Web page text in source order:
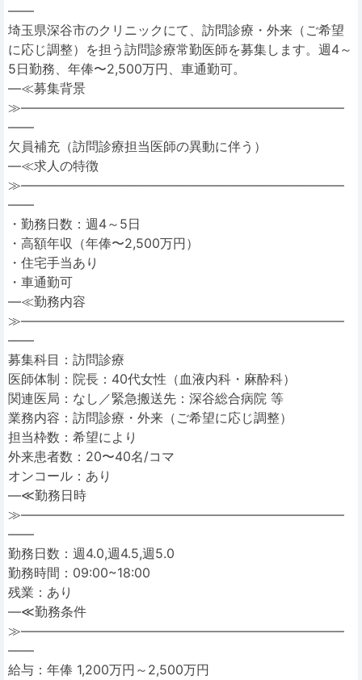
――
埼玉県深谷市のクリニックにて、訪問診療・外来（ご希望
に応じ調整）を担う訪問診療常勤医師を募集します。週4～
5日勤務、年俸〜2,500万円、車通勤可。
―≪募集背景
≫―――――――――――――――――――――――――
――
欠員補充（訪問診療担当医師の異動に伴う）
―≪求人の特徴
≫―――――――――――――――――――――――――
――
・勤務日数：週4～5日
・高額年収（年俸〜2,500万円）
・住宅手当あり
・車通勤可
―≪勤務内容
≫―――――――――――――――――――――――――
――
募集科目：訪問診療
医師体制：院長：40代女性（血液内科・麻酔科）
関連医局：なし／緊急搬送先：深谷総合病院 等
業務内容：訪問診療・外来（ご希望に応じ調整）
担当枠数：希望により
外来患者数：20〜40名/コマ
オンコール：あり
―≪勤務日時
≫―――――――――――――――――――――――――
――
勤務日数：週4.0,週4.5,週5.0
勤務時間：09:00~18:00
残業：あり
―≪勤務条件
≫―――――――――――――――――――――――――
――
給与：年俸 1,200万円～2,500万円